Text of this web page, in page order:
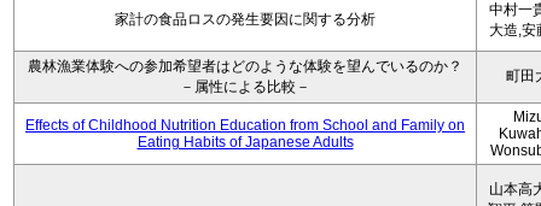
家計の食品ロスの発生要因に関する分析
中村一
大造,安
農林漁業体験への参加希望者はどのような体験を望んでいるのか？
－属性による比較－
町田
Effects of Childhood Nutrition Education from School and Family on
Eating Habits of Japanese Adults
山本高